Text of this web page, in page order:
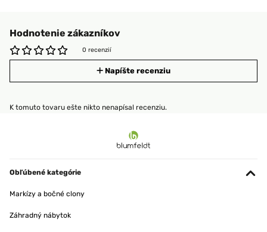
Hodnotenie zákazníkov
0 recenzií
Napíšte recenziu
K tomuto tovaru ešte nikto nenapísal recenziu.
Obľúbené kategórie
Markízy a bočné clony
Záhradný nábytok